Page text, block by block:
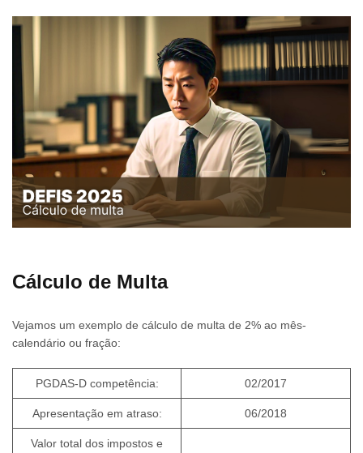
Cálculo de Multa
Vejamos um exemplo de cálculo de multa de 2% ao mês-
calendário ou fração:
PGDAS-D competência: 02/2017
Apresentação em atraso: 06/2018
Valor total dos impostos e